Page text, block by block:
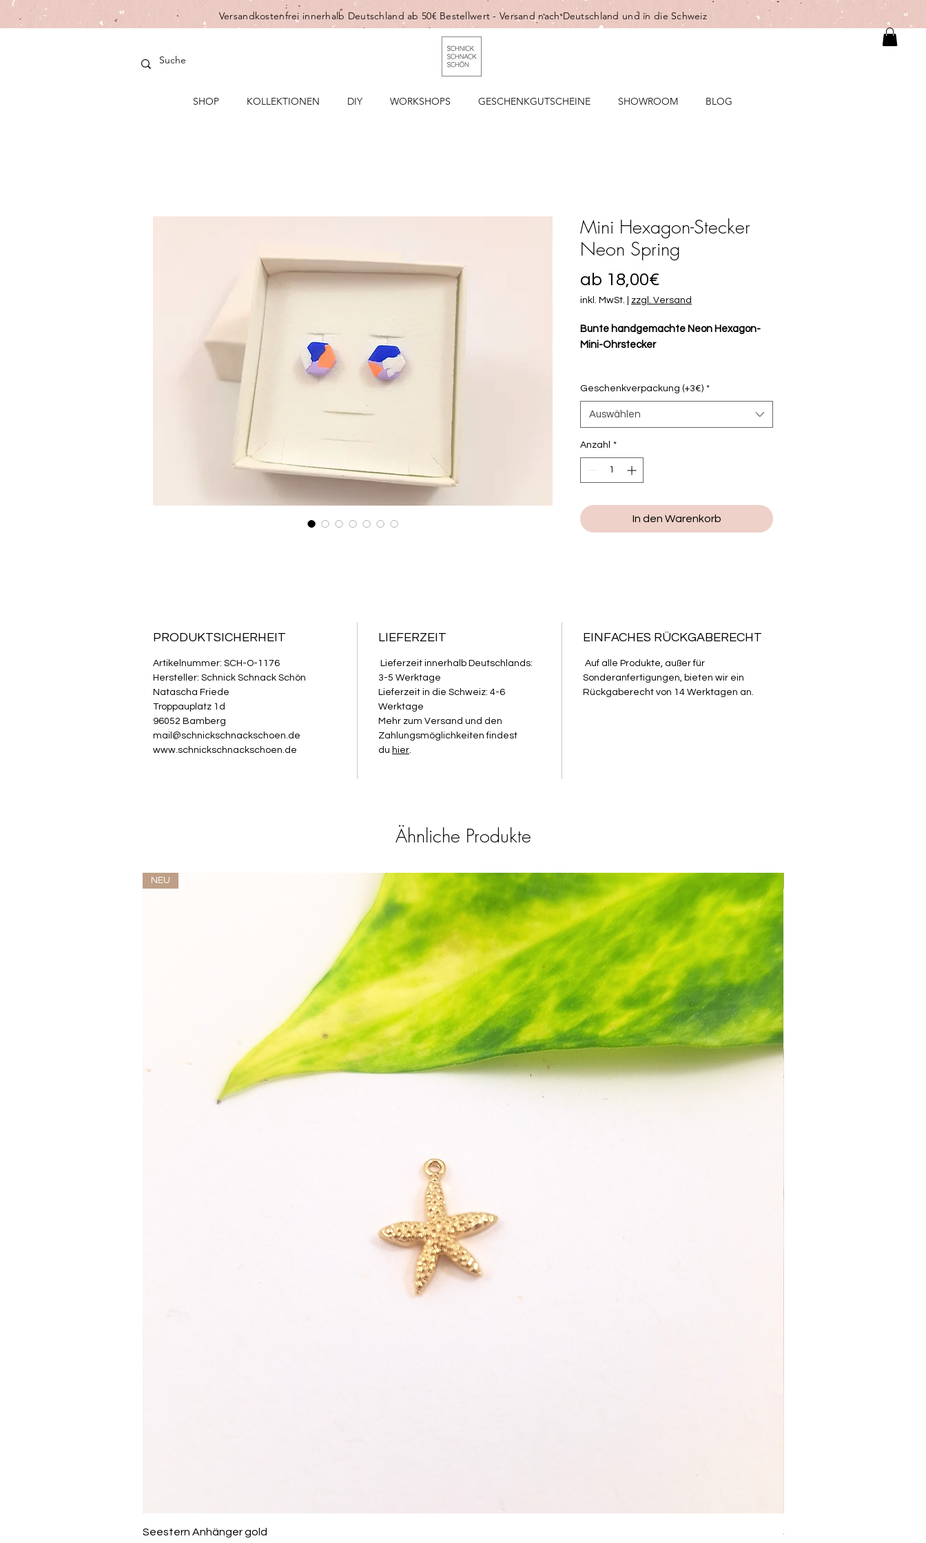
Versandkostenfrei innerhalb Deutschland ab 50€ Bestellwert -Versand nach Deutschland und in die Schweiz
SHOP KOLLEKTIONEN DIY WORKSHOPS GESCHENKGUTSCHEINE SHOWROOM BLOG
Mini Hexagon-Stecker
Neon Spring
ab 18,00€
Preis
inkl. MwSt. zzgl. Versand
Bunte handgemachte Neon Hexagon-
Mini-Ohrstecker
handgefertigte Hexagon-Stecker aus
Ohrstecker aus Edelstahl
Breite ca. 11mm, Länge ca. 10mm
Geschenkverpackung (+3€) *
Auswählen
Anzahl *
In den Warenkorb
PRODUKTSICHERHEIT
Artikelnummer: SCH-O-1176
Hersteller: Schnick Schnack Schön
Natascha Friede
Troppauplatz 1d
96052 Bamberg
mail@schnickschnackschoen.de
www.schnickschnackschoen.de
LIEFERZEIT
Lieferzeit innerhalb Deutschlands:
3-5 Werktage
Lieferzeit in die Schweiz: 4-6
Werktage
Mehr zum Versand und den
Zahlungsmöglichkeiten findest
du hier.
EINFACHES RÜCKGABERECHT
Auf alle Produkte, außer für
Sonderanfertigungen, bieten wir ein
Rückgaberecht von 14 Werktagen an.
Ähnliche Produkte
NEU
Seestern Anhänger gold Smile-Creolen